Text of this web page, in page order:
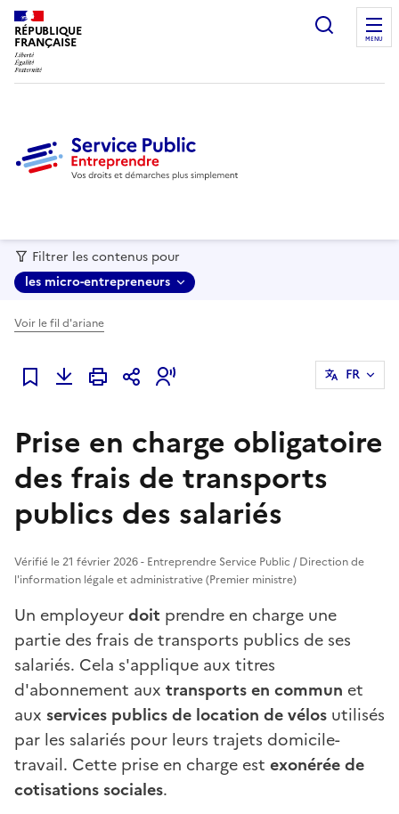
RÉPUBLIQUE
FRANÇAISE MENU
Filtrer les contenus pour
les micro-entrepreneurs
Voir le fil d'ariane
Ajouter à mes favoris
FR
Prise en charge obligatoire
des frais de transports
publics des salariés
Vérifié le 21 février 2026 - Entreprendre Service Public / Direction de
l'information légale et administrative (Premier ministre)
Un employeurdoit prendre en charge une
partie des frais de transports publics de ses
salariés. Cela s'applique aux titres
d'abonnement aux transports en commun et
aux services publics de location de vélos utilisés
par les salariés pour leurs trajets domicile-
travail. Cette prise en charge est exonérée de
cotisations sociales.